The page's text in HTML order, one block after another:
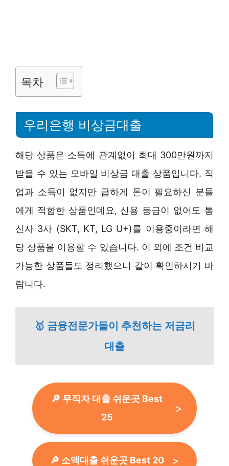
목차
우리은행 비상금대출
해당 상품은 소득에 관계없이 최대 300만원까지
받을 수 있는 모바일 비상금 대출 상품입니다. 직
업과 소득이 없지만 급하게 돈이 필요하신 분들
에게 적합한 상품인데요, 신용 등급이 없어도 통
신사 3사 (SKT, KT, LG U+)를 이용중이라면 해
당 상품을 이용할 수 있습니다. 이 외에 조건 비교
가능한 상품들도 정리했으니 같이 확인하시기 바
랍니다.
🥇 금융전문가들이 추천하는 저금리
대출
🔎 무직자 대출 쉬운곳 Best
25
🔎 소액대출 쉬운곳 Best 20